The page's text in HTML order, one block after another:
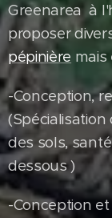
Greenarea à
proposer
pépinière
-Conception,
des sols,
dessous )
-Conception